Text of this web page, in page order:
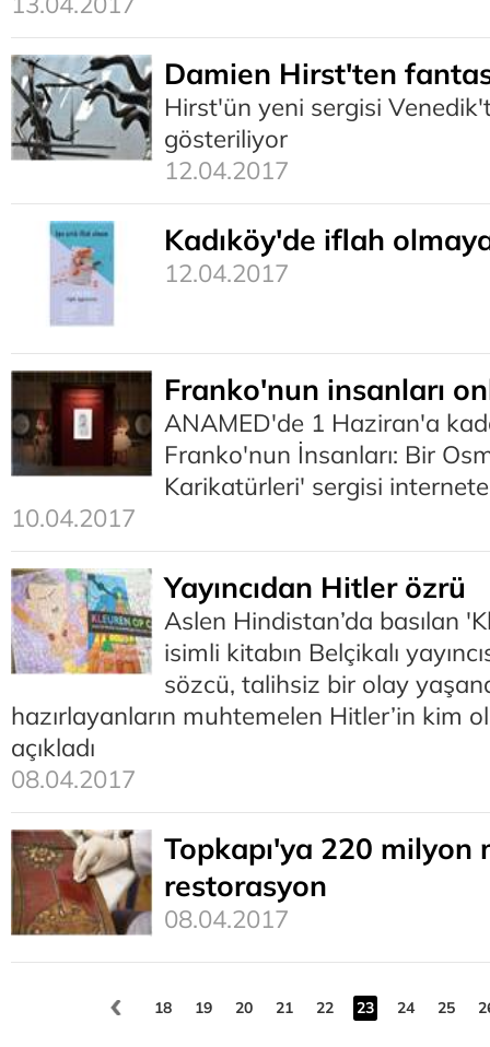
Damien Hirst'ten
Hirst'ün yeni sergisi
gösteriliyor
12.04.2017
Kadıköy'de iflah
12.04.2017
Franko'nun insanları
ANAMED'de 1 Haziran'a
Franko'nun İnsanları: Bir
Karikatürleri' sergisi internete
10.04.2017
Yayıncıdan Hitler özrü
Aslen Hindistan’da basılan
isimli kitabın Belçikalı
sözcü, talihsiz bir olay
hazırlayanların muhtemelen Hitler’in kim
açıkladı
08.04.2017
Topkapı'ya 220 milyon
restorasyon
08.04.2017
18 19 20 21 22 23 24 25